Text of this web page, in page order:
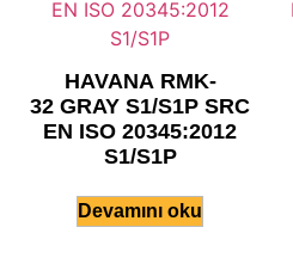
HAVANA RMK-
32 GRAY S1/S1P SRC
EN ISO 20345:2012
S1/S1P
Devamını oku